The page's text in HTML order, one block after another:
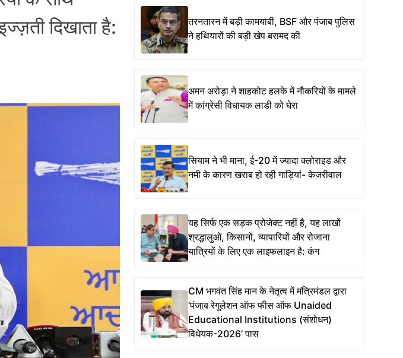
दिखाता है:
तरनतारन में बड़ी कामयाबी, BSF और पंजाब पुलिस
ने हथियारों की बड़ी खेप बरामद की
अमन अरोड़ा ने शाहकोट हलके में नौकरियों के मामले
में कांग्रेसी विधायक लाडी को घेरा
सियाम ने भी माना, ई-20 में ज्यादा क्लोराइड और
नमी के कारण खराब हो रही गाड़ियां- केजरीवाल
यह सिर्फ एक सड़क प्रोजेक्ट नहीं है, यह लाखों
श्रद्धालुओं, किसानों, व्यापारियों और रोजाना
यात्रियों के लिए एक लाइफलाइन है: कंग
CM भगवंत सिंह मान के नेतृत्व में मंत्रिमंडल द्वारा
‘पंजाब रेगुलेशन ऑफ फीस ऑफ Unaided
Educational Institutions (संशोधन)
विधेयक-2026’ पास